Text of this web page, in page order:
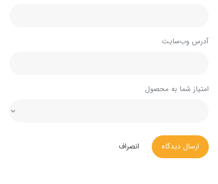
آدرس وب‌سایت
امتیاز شما به محصول
ارسال دیدگاه انصراف